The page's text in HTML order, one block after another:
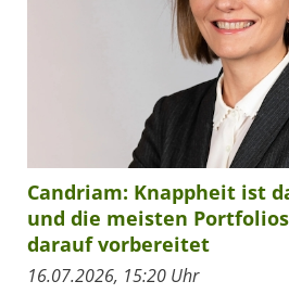
Candriam: Knappheit ist
und die meisten
darauf vorbereitet
16.07.2026, 15:20 Uhr